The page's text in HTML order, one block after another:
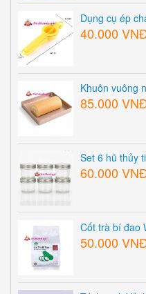
Dụng cụ ép
40.000
Khuôn vuông
85.000
Set 6 hũ thủy
60.000
Cốt trà bí đao
50.000